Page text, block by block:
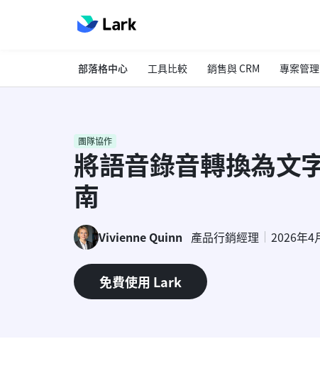
部落格中心 工具比較 銷售與 CRM 專案管理
團隊協作
將語音錄音轉換為文
南
Vivienne Quinn 產品行銷經理 2026年4
免費使用 Lark